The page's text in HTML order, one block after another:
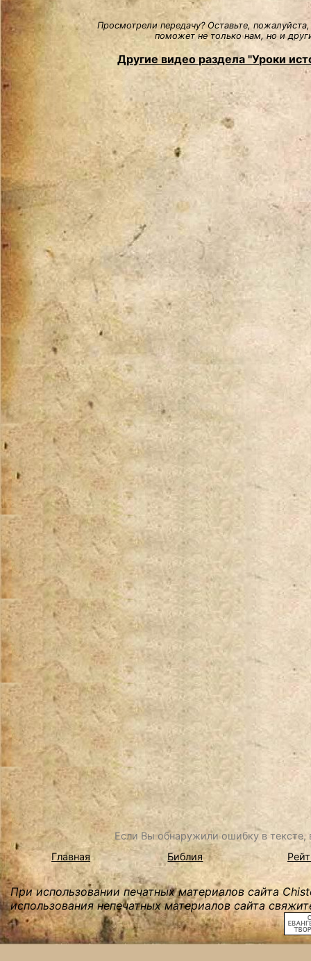
Просмотрели передачу? Оставьте,
поможет не только нам, но и
Другие видео раздела "Уроки
Если Вы обнаружили ошибку в
Главная
Библия
При использовании печатных материалов сайта
использования непечатных материалов сайта